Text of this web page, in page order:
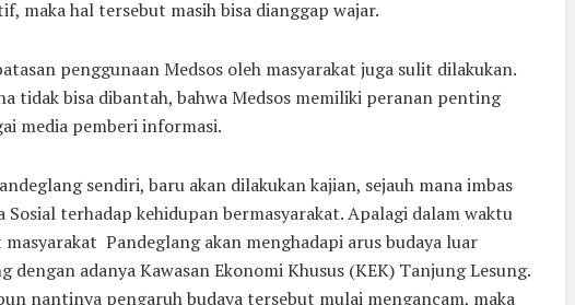
maka hal tersebut masih bisa dianggap wajar.
penggunaan Medsos oleh masyarakat juga sulit dilakukan.
tidak bisa dibantah, bahwa Medsos memiliki peranan penting
media pemberi informasi.
sendiri, baru akan dilakukan kajian, sejauh mana imbas
Sosial terhadap kehidupan bermasyarakat. Apalagi dalam waktu
masyarakat Pandeglang akan menghadapi arus budaya luar
dengan adanya Kawasan Ekonomi Khusus (KEK) Tanjung Lesung.
nantinya pengaruh budaya tersebut mulai mengancam, maka